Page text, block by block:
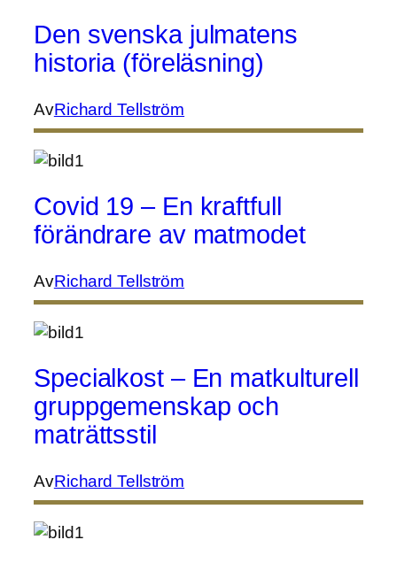
Den svenska julmatens
historia (föreläsning)
AvRichard Tellström
Covid 19 – En kraftfull
förändrare av matmodet
AvRichard Tellström
Specialkost – En matkulturell
gruppgemenskap och
maträttsstil
AvRichard Tellström